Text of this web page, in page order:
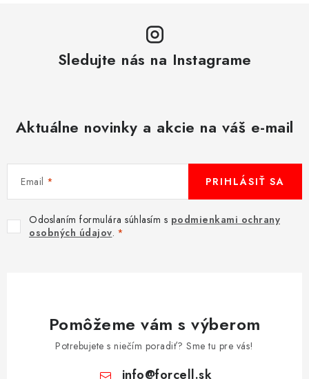
Sledujte nás na Instagrame
Aktuálne novinky a akcie na váš e-mail
Email
Odoslaním formulára súhlasím s podmienkami ochrany
osobných údajov.
PRIHLÁSIŤ SA
Pomôžeme vám s výberom
Potrebujete s niečím poradiť? Sme tu pre vás!
info@forcell.sk